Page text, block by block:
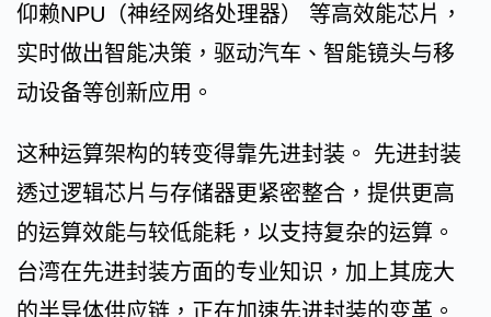
仰赖NPU（神经网络处理器） 等高效能芯片，
实时做出智能决策，驱动汽车、智能镜头与移
动设备等创新应用。
这种运算架构的转变得靠先进封装。 先进封装
透过逻辑芯片与存储器更紧密整合，提供更高
的运算效能与较低能耗，以支持复杂的运算。
台湾在先进封装方面的专业知识，加上其庞大
的半导体供应链，正在加速先进封装的变革。